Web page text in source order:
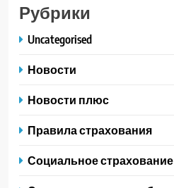
Рубрики
Uncategorised
Новости
Новости плюс
Правила страхования
Социальное страхование